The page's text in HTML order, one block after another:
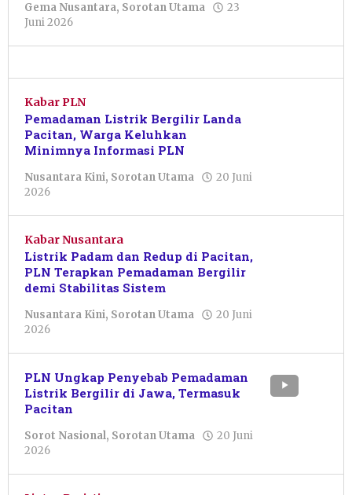
Gema Nusantara, Sorotan Utama
23
Juni 2026
Shalahuddin
Kabar PLN
Pemadaman Listrik Bergilir Landa
Pacitan, Warga Keluhkan
Minimnya Informasi PLN
Nusantara Kini, Sorotan Utama
20 Juni
2026
Shalahuddin
Kabar Nusantara
Listrik Padam dan Redup di Pacitan,
PLN Terapkan Pemadaman Bergilir
demi Stabilitas Sistem
Nusantara Kini, Sorotan Utama
20 Juni
2026
Shalahuddin
PLN Ungkap Penyebab Pemadaman
Listrik Bergilir di Jawa, Termasuk
Pacitan
Sorot Nasional, Sorotan Utama
20 Juni
2026